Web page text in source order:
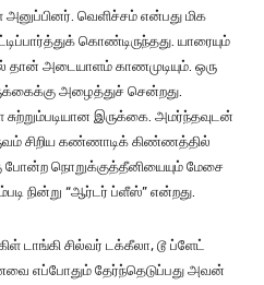
வெளிச்சம் என்பது மிக
கொண்டிருந்தது. யாரையும்
தான் அடையாளம் காணமுடியும். ஒரு
அழைத்துச் சென்றது.
இருக்கை. அமர்ந்தவுடன்
சிறிய கண்ணாடிக் கிண்ணத்தில்
போன்ற நொறுக்குத்தீனியையும் மேசை
நின்று “ஆர்டர் ப்ளீஸ்” என்றது.
டாங்கி சில்வர் டக்கீலா, டூ ப்ளேட்
எப்போதும் தேர்ந்தெடுப்பது அவன்